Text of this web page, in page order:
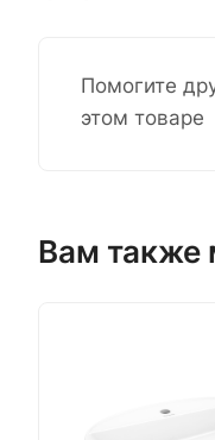
Помогите
этом товаре
Вам также